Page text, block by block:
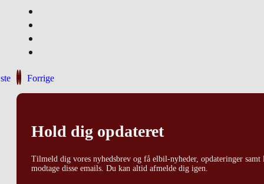
Forrige
Hold dig opdateret
Tilmeld dig vores nyhedsbrev og få elbil-nyheder, opdateringer
modtage disse emails. Du kan altid afmelde dig igen.